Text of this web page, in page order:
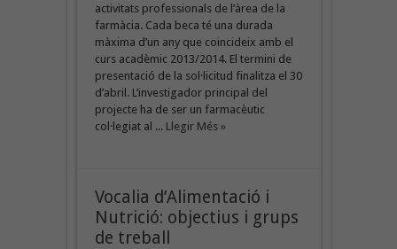
activitats professionals de l’àrea de la
farmàcia. Cada beca té una durada
màxima d’un any que coincideix amb el
curs acadèmic 2013/2014. El termini de
presentació de la sol·licitud finalitza el 30
d’abril. L’investigador principal del
projecte ha de ser un farmacèutic
col·legiat al ... Llegir Més »
Vocalia d’Alimentació i
Nutrició: objectius i grups
de treball